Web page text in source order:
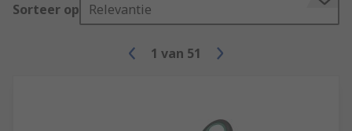
Sorteer op Relevantie
1 van 51